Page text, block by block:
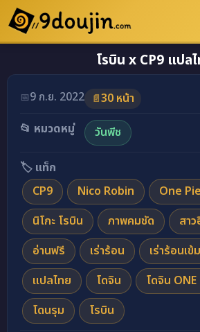
ดูเยอะสุด
เรื่องที่เก็บไว้
โรบิน x CP9 แปล
📅9 ก.ย. 2022 📄30 หน้า
📂 หมวดหมู่
วันพีช
🏷️ แท็ก
CP9
Nico Robin One
นิโกะ โรบิน
ภาพคมชัด สา
อ่านฟรี
เร่าร้อน เร่าร้อนเข้
แปลไทย
โดจิน
โดจิน ONE
โดนรุม
โรบิน